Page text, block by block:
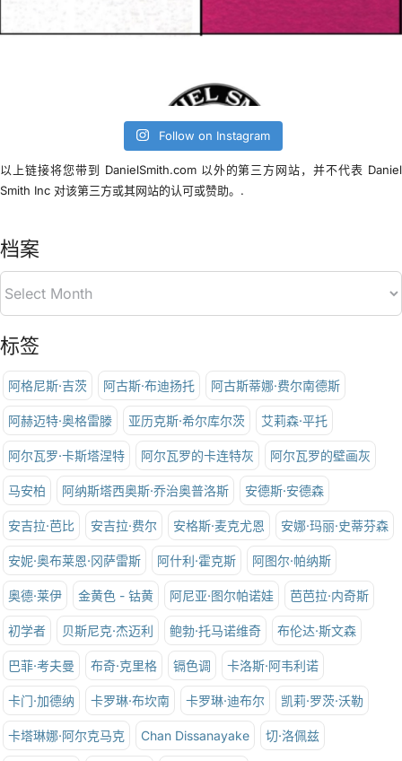
Follow on Instagram
以上链接将您带到 DanielSmith.com 以外的第三方网站，并不代表 Daniel
Smith Inc 对该第三方或其网站的认可或赞助。.
档案
标签
阿格尼斯·吉茨 阿古斯·布迪扬托 阿古斯蒂娜·费尔南德斯
阿赫迈特·奥格雷滕 亚历克斯·希尔库尔茨 艾莉森·平托
阿尔瓦罗·卡斯塔涅特 阿尔瓦罗的卡连特灰 阿尔瓦罗的壁画灰
马安柏 阿纳斯塔西奥斯·乔治奥普洛斯 安德斯·安德森
安吉拉·芭比 安吉拉·费尔 安格斯·麦克尤恩 安娜·玛丽·史蒂芬森
安妮·奥布莱恩·冈萨雷斯 阿什利·霍克斯 阿图尔·帕纳斯
奥德·莱伊 金黄色 - 钴黄 阿尼亚·图尔帕诺娃 芭芭拉·内奇斯
初学者 贝斯尼克·杰迈利 鲍勃·托马诺维奇 布伦达·斯文森
巴菲·考夫曼 布奇·克里格 镉色调 卡洛斯·阿韦利诺
卡门·加德纳 卡罗琳·布坎南 卡罗琳·迪布尔 凯莉·罗茨·沃勒
卡塔琳娜·阿尔克马克 Chan Dissanayake 切·洛佩兹